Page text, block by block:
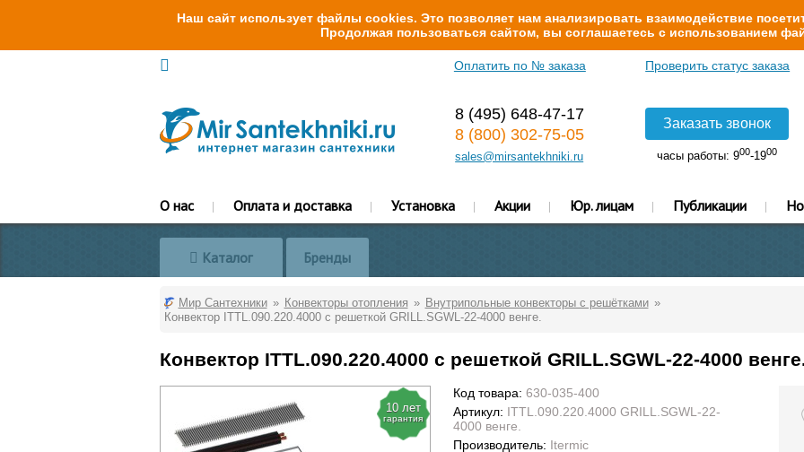
Наш сайт использует файлы cookies. Это позволяет нам анализировать взаимодействие
Продолжая пользоваться сайтом, вы соглашаетесь с использованием
Оплатить по № заказа Проверить статус заказа
8 (495) 648-47-17
8 (800) 302-75-05
sales@mirsantekhniki.ru
Заказать звонок
часы работы: 900-1900
О нас Оплата и доставка Установка Акции Юр. лицам Публикации
Каталог Бренды
Мир Сантехники Конвекторы отопления
Внутрипольные конвекторы с решётками
Конвектор ITTL.090.220.4000 с решеткой GRILL.SGWL-22-4000 венге.
Конвектор ITTL.090.220.4000 с решеткой GRILL.SGWL-22-4000
10 лет
гарантия
Код товара: 630-035-400
Артикул: ITTL.090.220.4000 GRILL.SGWL-22-
4000 венге.
Производитель: Itermic